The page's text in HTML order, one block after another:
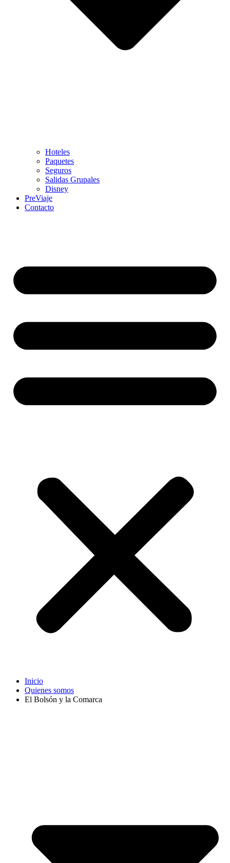
Hoteles
Paquetes
Seguros
Salidas Grupales
Disney
PreViaje
Contacto
Inicio
Quienes somos
El Bolsón y la Comarca